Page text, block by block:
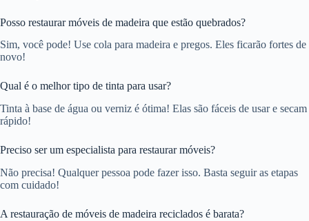
Posso restaurar móveis de madeira que estão quebrados?
Sim, você pode! Use cola para madeira e pregos. Eles ficarão fortes de
novo!
Qual é o melhor tipo de tinta para usar?
Tinta à base de água ou verniz é ótima! Elas são fáceis de usar e secam
rápido!
Preciso ser um especialista para restaurar móveis?
Não precisa! Qualquer pessoa pode fazer isso. Basta seguir as etapas
com cuidado!
A restauração de móveis de madeira reciclados é barata?